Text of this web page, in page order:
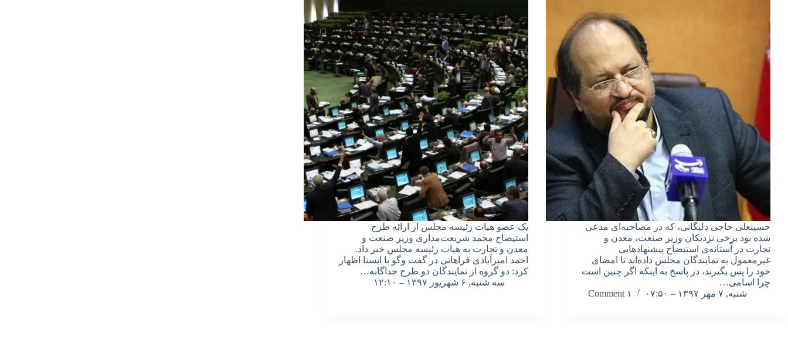
حسینعلی حاجی دلیگانی، که در مصاحبه‌ای مدعی
شده بود برخی نزدیکان وزیر صنعت، معدن و
تجارت در آستانه‌ی استیضاح پیشنهادهایی
غیرمعمول به نمایندگان مجلس داده‌اند تا امضای
خود را پس بگیرند، در پاسخ به اینکه اگر چنین است
چرا اسامی…
شنبه, ۷ مهر ۱۳۹۷ – ۰۷:۵۰
۱ Comment
یک عضو هیات رئیسه مجلس از ارائه طرح
استیضاح محمد شریعت‌مداری وزیر صنعت و
معدن و تجارت به هیات رئیسه مجلس خبر داد.
احمد امیرآبادی فراهانی در گفت وگو با ایسنا اظهار
کرد:‌ دو گروه از نمایندگان دو طرح جداگانه…
سه شنبه, ۶ شهریور ۱۳۹۷ – ۱۲:۱۰